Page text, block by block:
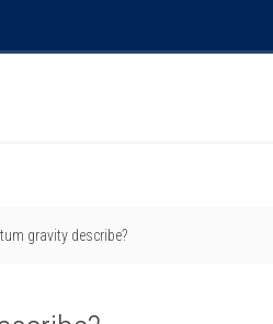
gravity describe?